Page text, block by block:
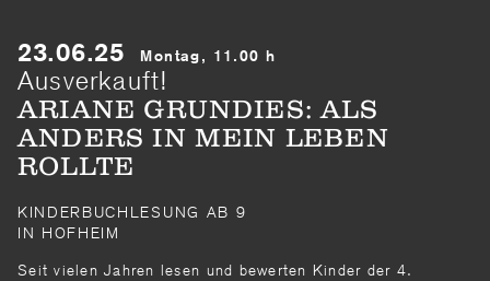
23.06.25 Montag, 11.00 h
Ausverkauft!
ARIANE GRUNDIES: ALS
ANDERS IN MEIN LEBEN
ROLLTE
KINDERBUCHLESUNG AB 9
IN HOFHEIM
Seit vielen Jahren lesen und bewerten Kinder der 4.